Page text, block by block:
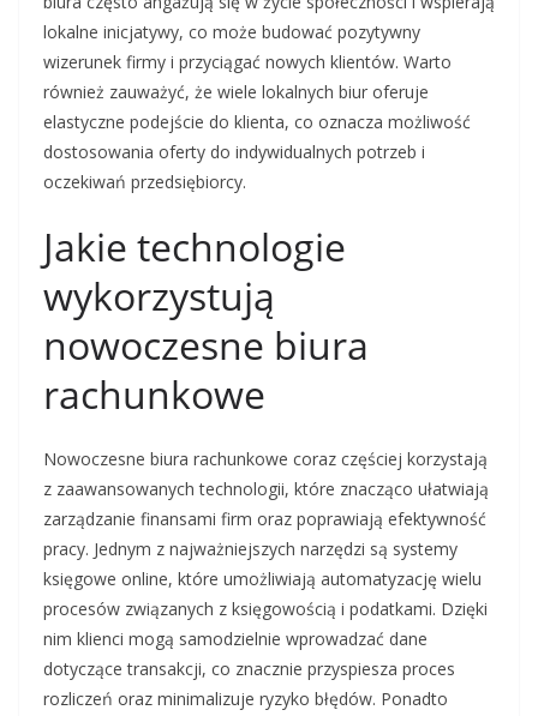
lokalne inicjatywy, co może budować pozytywny
wizerunek firmy i przyciągać nowych klientów. Warto
również zauważyć, że wiele lokalnych biur oferuje
elastyczne podejście do klienta, co oznacza możliwość
dostosowania oferty do indywidualnych potrzeb i
oczekiwań przedsiębiorcy.
Jakie technologie
wykorzystują
nowoczesne biura
rachunkowe
Nowoczesne biura rachunkowe coraz częściej korzystają
z zaawansowanych technologii, które znacząco ułatwiają
zarządzanie finansami firm oraz poprawiają efektywność
pracy. Jednym z najważniejszych narzędzi są systemy
księgowe online, które umożliwiają automatyzację wielu
procesów związanych z księgowością i podatkami. Dzięki
nim klienci mogą samodzielnie wprowadzać dane
dotyczące transakcji, co znacznie przyspiesza proces
rozliczeń oraz minimalizuje ryzyko błędów. Ponadto